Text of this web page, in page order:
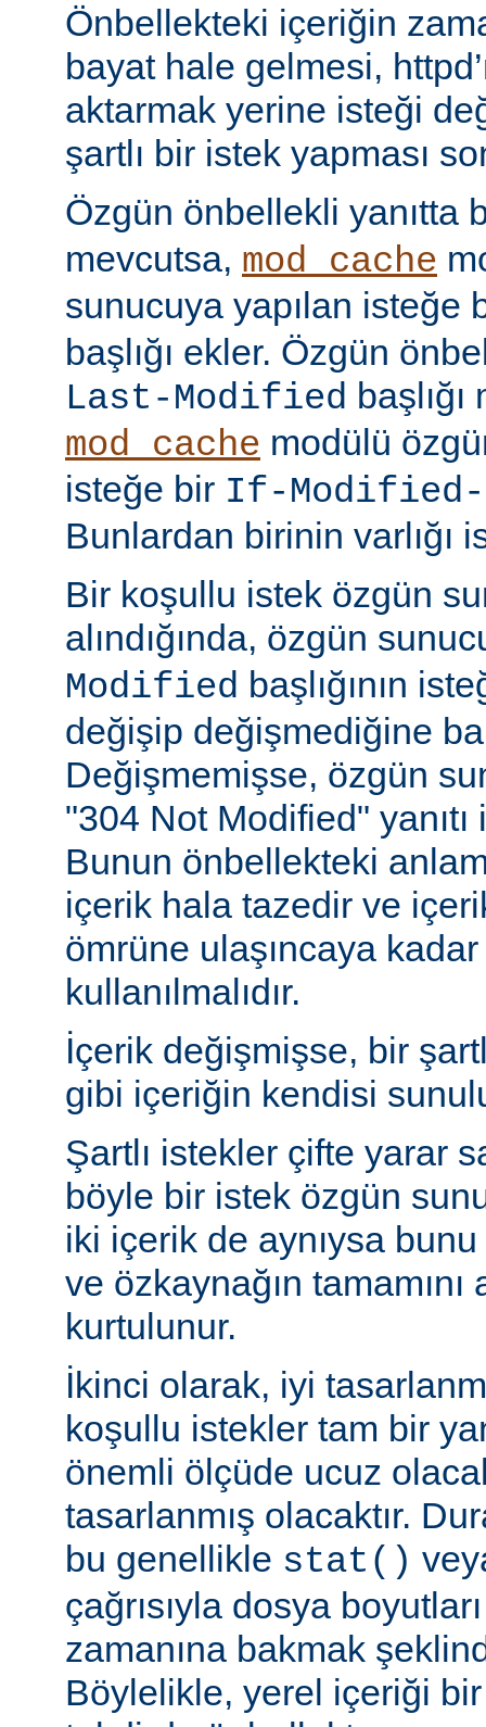
Önbellekteki içeriğin
bayat hale gelmesi,
aktarmak yerine isteği
şartlı bir istek yapması
Özgün önbellekli yanıtta
mevcutsa, mod_cache
sunucuya yapılan isteğe
başlığı ekler. Özgün
Last-Modified
mod_cache modülü
isteğe bir If-Modified-
Bunlardan birinin varlığı
Bir koşullu istek özgün
alındığında, özgün
Modified başlığının
değişip değişmediğine
Değişmemişse, özgün
"304 Not Modified"
Bunun önbellekteki
içerik hala tazedir ve
ömrüne ulaşıncaya
kullanılmalıdır.
İçerik değişmişse, bir
gibi içeriğin kendisi
Şartlı istekler çifte yarar
böyle bir istek özgün
iki içerik de aynıysa
ve özkaynağın
kurtulunur.
İkinci olarak, iyi
koşullu istekler tam bir
önemli ölçüde ucuz
tasarlanmış olacaktır.
bu genellikle stat()
çağrısıyla dosya
zamanına bakmak
Böylelikle, yerel içeriği bir